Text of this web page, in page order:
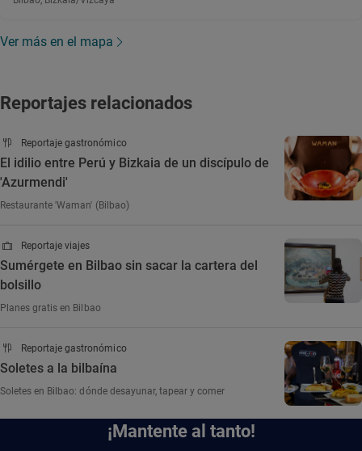
Ver más en el mapa
Reportajes relacionados
Reportaje gastronómico
El idilio entre Perú y Bizkaia de un discípulo de
'Azurmendi'
Restaurante 'Waman' (Bilbao)
Reportaje viajes
Sumérgete en Bilbao sin sacar la cartera del
bolsillo
Planes gratis en Bilbao
Reportaje gastronómico
Soletes a la bilbaína
Soletes en Bilbao: dónde desayunar, tapear y comer
¡Mantente al tanto!